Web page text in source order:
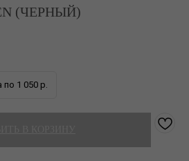
(ЧЕРНЫЙ)
по 1 050 р.